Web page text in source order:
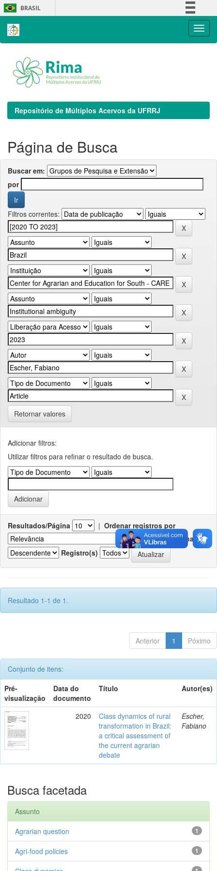
Skip
navigation
BRASIL
Repositório de Múltiplos Acervos da UFRRJ
Página de Busca
Buscar em:
por
Filtros correntes:
Retornar valores
Adicionar filtros:
Utilizar filtros para refinar o resultado de busca.
Resultados/Página | Ordenar registros por
Ordenar
Registro(s)
Resultado 1-1 de 1.
Anterior 1 Póximo
Conjunto de itens:
Pré-
visualização
Data do
documento
Título Autor(es)
2020
Class dynamics of rural
transformation in Brazil:
a critical assessment of
the current agrarian
debate
Escher,
Fabiano
Busca facetada
Assunto
1
Agrarian question
1
Agri-food policies